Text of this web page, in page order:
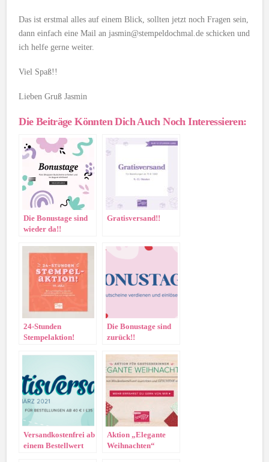
Das ist erstmal alles auf einem Blick, sollten jetzt noch Fragen sein,
dann einfach eine Mail an jasmin@stempeldochmal.de schicken und
ich helfe gerne weiter.
Viel Spaß!!
Lieben Gruß Jasmin
Die Beiträge Könnten Dich Auch Noch Interessieren:
Die Bonustage sind
wieder da!!
Gratisversand!!
24-Stunden
Stempelaktion!
Die Bonustage sind
zurück!!
Versandkostenfrei ab
einem Bestellwert
Aktion „Elegante
Weihnachten“